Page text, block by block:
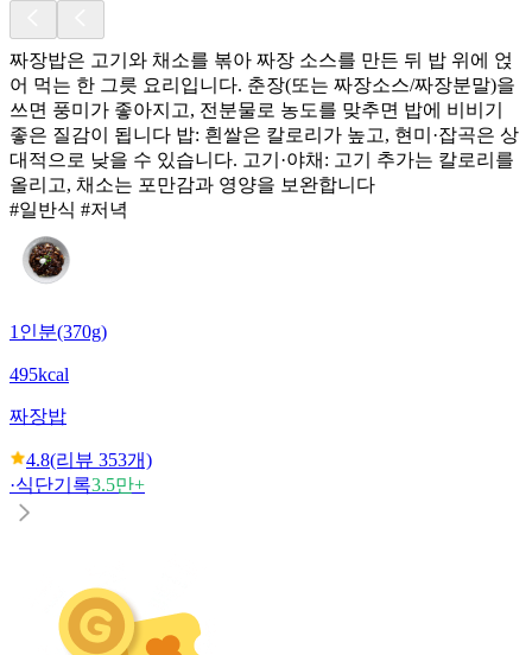
짜장밥은 고기와 채소를 볶아 짜장 소스를 만든 뒤 밥 위에 얹
어 먹는 한 그릇 요리입니다. 춘장(또는 짜장소스/짜장분말)을
쓰면 풍미가 좋아지고, 전분물로 농도를 맞추면 밥에 비비기
좋은 질감이 됩니다 밥: 흰쌀은 칼로리가 높고, 현미·잡곡은 상
대적으로 낮을 수 있습니다. 고기·야채: 고기 추가는 칼로리를
올리고, 채소는 포만감과 영양을 보완합니다
#일반식 #저녁
1인분(370g)
495kcal
짜장밥
4.8(리뷰 353개)
·식단기록3.5만+